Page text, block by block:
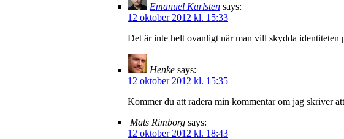
Emanuel Karlsten says:
12 oktober 2012 kl. 15:33
Det är inte helt ovanligt när man vill skydda identiteten
Henke says:
12 oktober 2012 kl. 15:35
Kommer du att radera min kommentar om jag skriver
Mats Rimborg says:
12 oktober 2012 kl. 18:43